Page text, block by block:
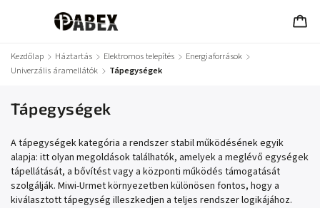
Kezdőlap / Háztartás / Elektromos telepítés / Energiaforrások /
Univerzális áramellátók / Tápegységek
Tápegységek
A tápegységek kategória a rendszer stabil működésének egyik
alapja: itt olyan megoldások találhatók, amelyek a meglévő egységek
tápellátását, a bővítést vagy a központi működés támogatását
szolgálják. Miwi-Urmet környezetben különösen fontos, hogy a
kiválasztott tápegység illeszkedjen a teljes rendszer logikájához.